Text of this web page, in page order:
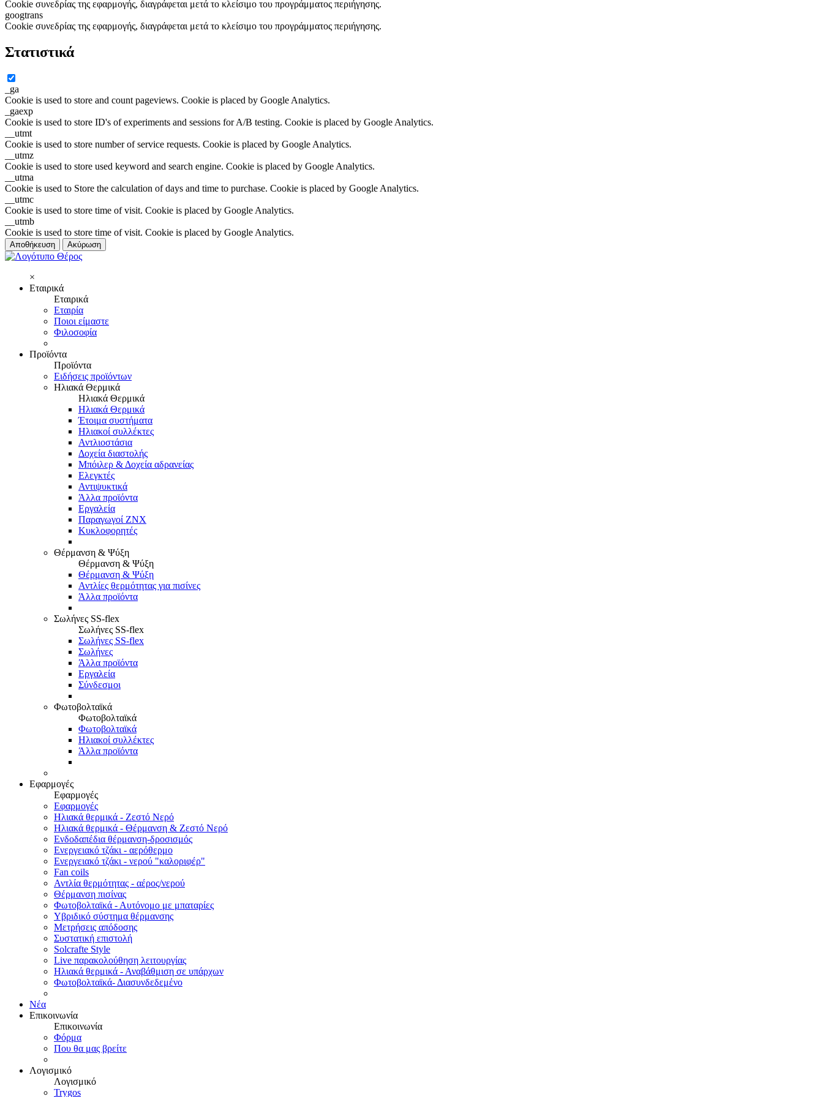
Cookie συνεδρίας της εφαρμογής, διαγράφεται μετά το κλείσιμο του προγράμματος περιήγησης.
googtrans
Cookie συνεδρίας της εφαρμογής, διαγράφεται μετά το κλείσιμο του προγράμματος περιήγησης.
Στατιστικά
_ga
Cookie is used to store and count pageviews. Cookie is placed by Google Analytics.
_gaexp
Cookie is used to store ID's of experiments and sessions for A/B testing. Cookie is placed by Google Analytics.
__utmt
Cookie is used to store number of service requests. Cookie is placed by Google Analytics.
__utmz
Cookie is used to store used keyword and search engine. Cookie is placed by Google Analytics.
__utma
Cookie is used to Store the calculation of days and time to purchase. Cookie is placed by Google Analytics.
__utmc
Cookie is used to store time of visit. Cookie is placed by Google Analytics.
__utmb
Cookie is used to store time of visit. Cookie is placed by Google Analytics.
Αποθήκευση Ακύρωση
×
Εταιρικά
Εταιρικά
Εταιρία
Ποιοι είμαστε
Φιλοσοφία
Προϊόντα
Προϊόντα
Ειδήσεις προϊόντων
Ηλιακά Θερμικά
Ηλιακά Θερμικά
Ηλιακά Θερμικά
Έτοιμα συστήματα
Ηλιακοί συλλέκτες
Αντλιοστάσια
Δοχεία διαστολής
Μπόιλερ & Δοχεία αδρανείας
Ελεγκτές
Αντιψυκτικά
Άλλα προϊόντα
Εργαλεία
Παραγωγοί ΖΝΧ
Κυκλοφορητές
Θέρμανση & Ψύξη
Θέρμανση & Ψύξη
Θέρμανση & Ψύξη
Αντλίες θερμότητας για πισίνες
Άλλα προϊόντα
Σωλήνες SS-flex
Σωλήνες SS-flex
Σωλήνες SS-flex
Σωλήνες
Άλλα προϊόντα
Εργαλεία
Σύνδεσμοι
Φωτοβολταϊκά
Φωτοβολταϊκά
Φωτοβολταϊκά
Ηλιακοί συλλέκτες
Άλλα προϊόντα
Εφαρμογές
Εφαρμογές
Εφαρμογές
Ηλιακά θερμικά - Ζεστό Νερό
Ηλιακά θερμικά - Θέρμανση & Ζεστό Νερό
Ενδοδαπέδια θέρμανση-δροσισμός
Ενεργειακό τζάκι - αερόθερμο
Ενεργειακό τζάκι - νερού "καλοριφέρ"
Fan coils
Αντλία θερμότητας - αέρος/νερού
Θέρμανση πισίνας
Φωτοβολταϊκά - Αυτόνομο με μπαταρίες
Υβριδικό σύστημα θέρμανσης
Μετρήσεις απόδοσης
Συστατική επιστολή
Solcrafte Style
Live παρακολούθηση λειτουργίας
Ηλιακά θερμικά - Αναβάθμιση σε υπάρχων
Φωτοβολταϊκά- Διασυνδεδεμένο
Νέα
Επικοινωνία
Επικοινωνία
Φόρμα
Που θα μας βρείτε
Λογισμικό
Λογισμικό
Trygos